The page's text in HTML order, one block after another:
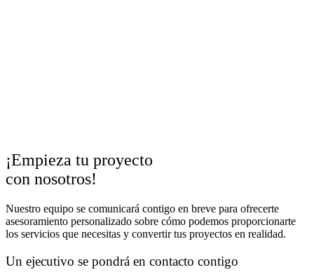
¡Empieza tu proyecto
con nosotros!
Nuestro equipo se comunicará contigo en breve para ofrecerte
asesoramiento personalizado sobre cómo podemos proporcionarte
los servicios que necesitas y convertir tus proyectos en realidad.
Un ejecutivo se pondrá en contacto contigo